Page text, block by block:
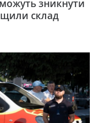
зникнути
склад